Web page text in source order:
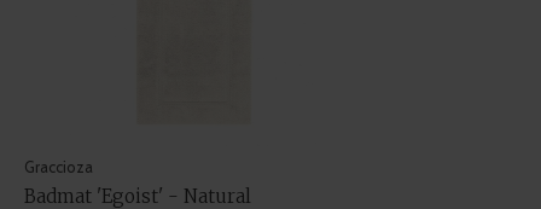
Graccioza
Badmat 'Egoist' - Natural